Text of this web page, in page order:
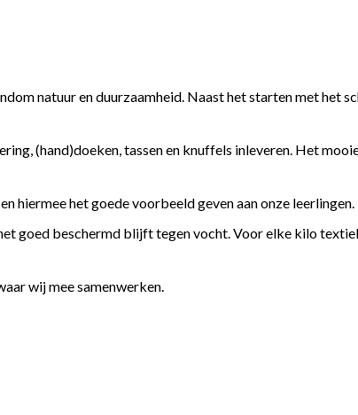
natuur en duurzaamheid. Naast het starten met het
(hand)doeken, tassen en knuffels inleveren. Het
hiermee het goede voorbeeld geven aan onze leerlingen.
goed beschermd blijft tegen vocht. Voor elke kilo
wij mee samenwerken.